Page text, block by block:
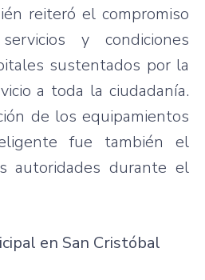
reiteró el compromiso
y condiciones
sustentados por la
a toda la ciudadanía.
de los equipamientos
fue también el
autoridades durante el
en San Cristóbal